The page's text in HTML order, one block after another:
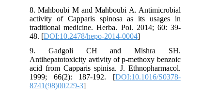
8. Mahboubi M and Mahboubi A. Antimicrobial
activity of Capparis spinosa as its usages in
traditional medicine. Herba. Pol. 2014; 60: 39-
48. [DOI:10.2478/hepo-2014-0004
9. Gadgoli CH and Mishra SH.
Antihepatotoxicity avtivity of p-methoxy benzoic
acid from Capparis spinisa. J. Ethnopharmacol.
1999; 66(2): 187-192. [DOI:10.1016/S0378-
8741(98)00229-3